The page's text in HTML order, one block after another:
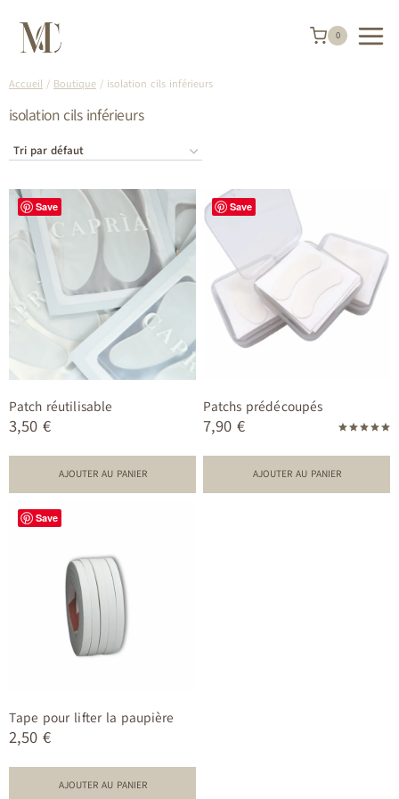
contenu 0
Accueil / Boutique / isolation cils inférieurs
isolation cils inférieurs
Save
Patch réutilisable
3,50 €
AJOUTER AU PANIER
Save
Patchs prédécoupés
7,90 €
AJOUTER AU PANIER
Save
Tape pour lifter la paupière
2,50 €
AJOUTER AU PANIER